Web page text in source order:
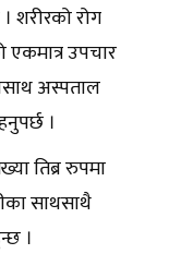
रोग
एकमात्र उपचार
अस्पताल
।
तिब्र रुपमा
साथसाथै
।